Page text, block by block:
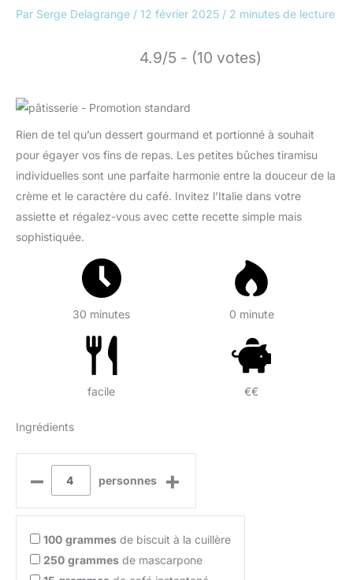
Par Serge Delagrange / 12 février 2025 / 2 minutes de lecture
4.9/5 - (10 votes)
Rien de tel qu’un dessert gourmand et portionné à souhait
pour égayer vos fins de repas. Les petites bûches tiramisu
individuelles sont une parfaite harmonie entre la douceur de la
crème et le caractère du café. Invitez l’Italie dans votre
assiette et régalez-vous avec cette recette simple mais
sophistiquée.
30 minutes 0 minute
facile €€
Ingrédients
– personnes +
100 grammes de biscuit à la cuillère
250 grammes de mascarpone